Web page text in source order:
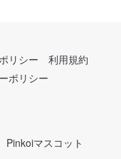
リシー
利用規約
ポリシー
Pinkoiマスコット